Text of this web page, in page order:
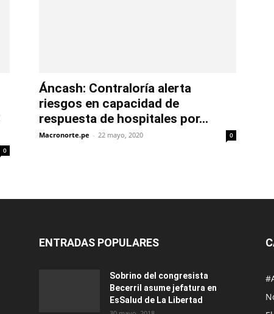
0
Áncash: Contraloría alerta
riesgos en capacidad de
respuesta de hospitales por...
Macronorte.pe - 22 mayo, 2020 0
ENTRADAS POPULARES
Sobrino del congresista
Becerril asume jefatura en
EsSalud de La Libertad